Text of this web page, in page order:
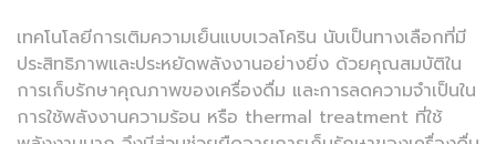
เทคโนโลยีการเติมความเย็นแบบเวลโคริน นับเป็นทางเลือกที่มี
ประสิทธิภาพและประหยัดพลังงานอย่างยิ่ง ด้วยคุณสมบัติใน
การเก็บรักษาคุณภาพของเครื่องดื่ม และการลดความจำเป็นใน
การใช้พลังงานความร้อน หรือ thermal treatment ที่ใช้